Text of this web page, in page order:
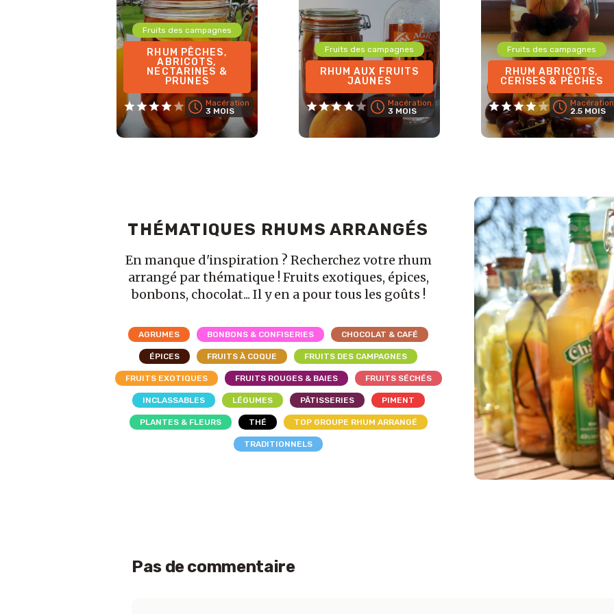
Fruits des campagnes
RHUM PÊCHES,
ABRICOTS,
NECTARINES &
PRUNES
Macération
3 MOIS
Fruits des campagnes
RHUM AUX FRUITS
JAUNES
Macération
3 MOIS
Fruits des campagnes
RHUM ABRICOTS,
CERISES & PÊCHES
Macération
2.5 MOIS
THÉMATIQUES RHUMS ARRANGÉS
En manque d'inspiration ? Recherchez votre rhum
arrangé par thématique ! Fruits exotiques, épices,
bonbons, chocolat... Il y en a pour tous les goûts !
AGRUMES BONBONS & CONFISERIES CHOCOLAT & CAFÉ
ÉPICES FRUITS À COQUE FRUITS DES CAMPAGNES
FRUITS EXOTIQUES FRUITS ROUGES & BAIES FRUITS SÉCHÉS
INCLASSABLES LÉGUMES PÂTISSERIES PIMENT
PLANTES & FLEURS THÉ TOP GROUPE RHUM ARRANGÉ
TRADITIONNELS
Pas de commentaire